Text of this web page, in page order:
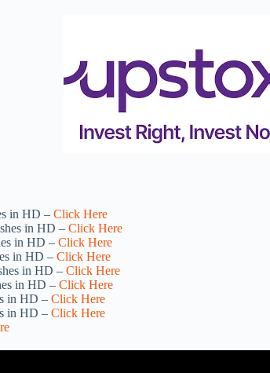
in HD – Click Here
in HD – Click Here
in HD – Click Here
in HD – Click Here
in HD – Click Here
in HD – Click Here
in HD – Click Here
in HD – Click Here